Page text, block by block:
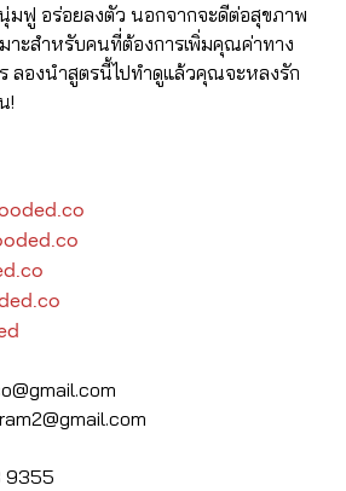
ฟู อร่อยลงตัว นอกจากจะดีต่อสุขภาพ
มาะสำหรับคนที่ต้องการเพิ่มคุณค่าทาง
ลองนำสูตรนี้ไปทำดูแล้วคุณจะหลงรัก
!
9355